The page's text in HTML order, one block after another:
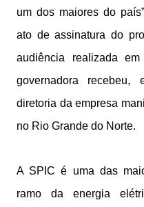
um dos maiores do
ato de assinatura do
audiência realizada
governadora
diretoria da empresa
no Rio Grande do Norte.
A SPIC é uma das
ramo da energia